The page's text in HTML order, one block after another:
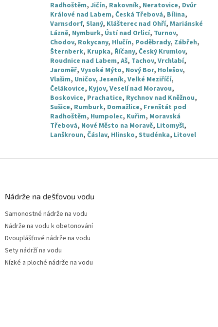
Radhoštěm, Jičín, Rakovník, Neratovice, Dvůr
Králové nad Labem, Česká Třebová, Bílina,
Varnsdorf, Slaný, Klášterec nad Ohří, Mariánské
Lázně, Nymburk, Ústí nad Orlicí, Turnov,
Chodov, Rokycany, Hlučín, Poděbrady, Zábřeh,
Šternberk, Krupka, Říčany, Český Krumlov,
Roudnice nad Labem, Aš, Tachov, Vrchlabí,
Jaroměř, Vysoké Mýto, Nový Bor, Holešov,
Vlašim, Uničov, Jeseník, Velké Meziříčí,
Čelákovice, Kyjov, Veselí nad Moravou,
Boskovice, Prachatice, Rychnov nad Kněžnou,
Sušice, Rumburk, Domažlice, Frenštát pod
Radhoštěm, Humpolec, Kuřim, Moravská
Třebová, Nové Město na Moravě, Litomyšl,
Lanškroun, Čáslav, Hlinsko, Studénka, Litovel
Nádrže na dešťovou vodu
Samonostné nádrže na vodu
Nádrže na vodu k obetonování
Dvouplášťové nádrže na vodu
Sety nádrží na vodu
Nízké a ploché nádrže na vodu